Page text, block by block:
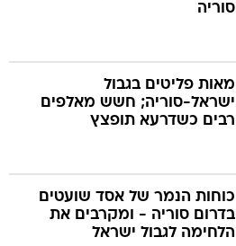
סוריה
מאות פליטים בגבול
ישראל-סוריה; חשש מאלפים
רבים כשדרעא תופצץ
כוחות הנמר של אסד שועטים
בדרום סוריה - ומקרבים את
הלחימה לגבול ישראל